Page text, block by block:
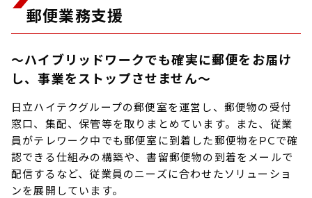
郵便業務支援
～ハイブリッドワークでも確実に郵便をお届け
し、事業をストップさせません～
日立ハイテクグループの郵便室を運営し、郵便物の受付
窓口、集配、保管等を取りまとめています。また、従業
員がテレワーク中でも郵便室に到着した郵便物をPCで確
認できる仕組みの構築や、書留郵便物の到着をメールで
配信するなど、従業員のニーズに合わせたソリューショ
ンを展開しています。